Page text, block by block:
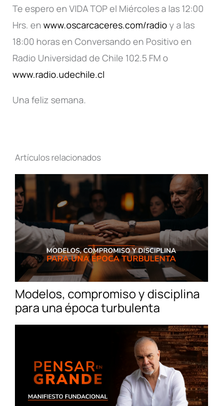
Te espero en VIDA TOP el Miércoles a las 12:00
Hrs. en www.oscarcaceres.com/radio y a las
18:00 horas en Conversando en Positivo en
Radio Universidad de Chile 102.5 FM o
www.radio.udechile.cl
Una feliz semana.
Artículos relacionados
Modelos, compromiso y disciplina
para una época turbulenta